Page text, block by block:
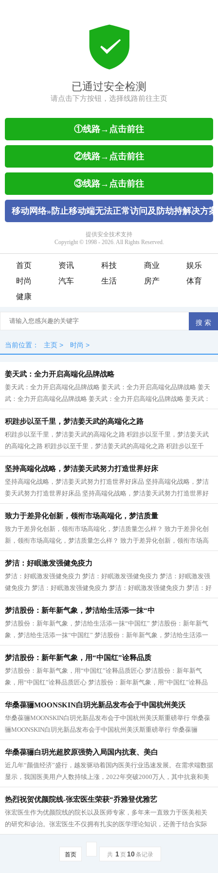
首页 资讯 科技 商业
娱乐
时尚
汽车 生活 房产
体育
健康
当前位置： 主页 > 时尚 >
姜天武：全力开启高端化品牌战略
姜天武：全力开启高端化品牌战略 姜天武：全力开启高端化品牌战略 姜天
武：全力开启高端化品牌战略 姜天武：全力开启高端化品牌战略 姜天武：
全力开启高端化品牌战略 姜天武：...
积跬步以至千里，梦洁姜天武的高端化之路
积跬步以至千里，梦洁姜天武的高端化之路 积跬步以至千里，梦洁姜天武
的高端化之路 积跬步以至千里，梦洁姜天武的高端化之路 积跬步以至千
里，梦洁姜天武的高端化之路 积跬步以...
坚持高端化战略，梦洁姜天武努力打造世界好床
坚持高端化战略，梦洁姜天武努力打造世界好床品 坚持高端化战略，梦洁
姜天武努力打造世界好床品 坚持高端化战略，梦洁姜天武努力打造世界好
床品 坚持高端化战略，梦洁姜天武努...
致力于差异化创新，领衔市场高端化，梦洁质量
致力于差异化创新，领衔市场高端化，梦洁质量怎么样？ 致力于差异化创
新，领衔市场高端化，梦洁质量怎么样？ 致力于差异化创新，领衔市场高
端化，梦洁质量怎么样？ 致力于差异...
梦洁：好眠激发强健免疫力
梦洁：好眠激发强健免疫力 梦洁：好眠激发强健免疫力 梦洁：好眠激发强
健免疫力 梦洁：好眠激发强健免疫力 梦洁：好眠激发强健免疫力 梦洁：好
眠激发强健免疫力 梦洁：好眠激发...
梦洁股份：新年新气象，梦洁给生活添一抹“中
梦洁股份：新年新气象，梦洁给生活添一抹“中国红” 梦洁股份：新年新气
象，梦洁给生活添一抹“中国红” 梦洁股份：新年新气象，梦洁给生活添一
抹“中国红” 梦洁股份：新年新...
梦洁股份：新年新气象，用“中国红”诠释品质
梦洁股份：新年新气象，用“中国红”诠释品质匠心 梦洁股份：新年新气
象，用“中国红”诠释品质匠心 梦洁股份：新年新气象，用“中国红”诠释品
质匠心 梦洁股份：新年新气象，...
华桑葆骊MOONSKIN白玥光新品发布会于中国杭州美沃
华桑葆骊MOONSKIN白玥光新品发布会于中国杭州美沃斯重磅举行 华桑葆
骊MOONSKIN白玥光新品发布会于中国杭州美沃斯重磅举行 华桑葆骊
MOONSKIN白玥光新品发布会于中国杭州美沃斯重磅举行...
华桑葆骊白玥光超胶原强势入局国内抗衰、美白
近几年“颜值经济”盛行，越发驱动着国内医美行业迅速发展。在需求端数据
显示，我国医美用户人数持续上涨，2022年突破2000万人，其中抗衰和美
白成为了医美的“主力军”项目；5月...
热烈祝贺优颜院线-张宏医生荣获“乔雅登优雅艺
张宏医生作为优颜院线的院长以及医师专家，多年来一直致力于医美相关
的研究和诊治。张宏医生不仅拥有扎实的医学理论知识，还善于结合实际
情况，根据每位求美者的特点制定个性...
首页 共 1页 10条记录